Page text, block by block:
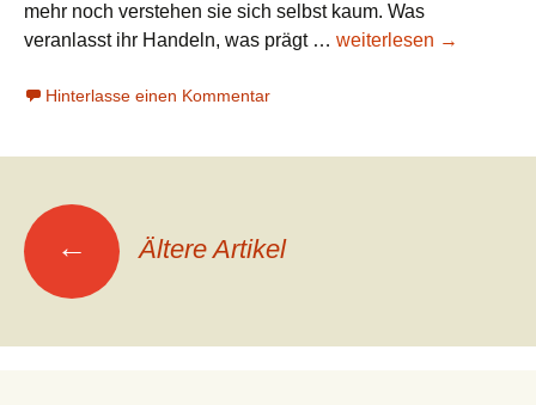
mehr noch verstehen sie sich selbst kaum. Was
veranlasst ihr Handeln, was prägt … Martin
weiterlesen →
Hinterlasse einen Kommentar
Beitrags-
Navigation
← Ältere Artikel